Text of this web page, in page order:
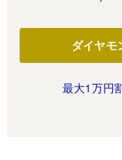
ダイヤモ
最大1万円